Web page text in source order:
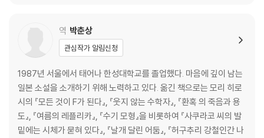
역 박춘상
관심작가 알림신청
1987년 서울에서 태어나 한성대학교를 졸업했다. 마음에 깊이 남는
일본 소설을 소개하기 위해 노력하고 있다. 옮긴 책으로는 모리 히로
시의 『모든 것이 F가 된다』, 『웃지 않는 수학자』, 『환혹 의 죽음과 용
도』, 『여름의 레플리카』, 『수기 모형』을 비롯하여 『사쿠라코 씨의 발
밑에는 시체가 묻혀 있다』, 『날개 달린 어둠』, 『허구추리 강철인간 나